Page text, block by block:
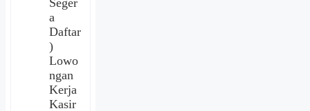
Seger
a
Daftar
)
Lowo
ngan
Kerja
Kasir